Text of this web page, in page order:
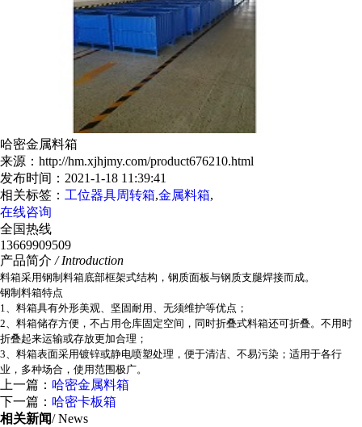
哈密金属料箱
来源：http://hm.xjhjmy.com/product676210.html
发布时间：2021-1-18 11:39:41
相关标签： 工位器具周转箱,金属料箱,
在线咨询
全国热线
13669909509
产品简介 / Introduction
料箱采用钢制料箱底部框架式结构，钢质面板与钢质支腿焊接而成。
钢制料箱特点
1、料箱具有外形美观、坚固耐用、无须维护等优点；
2、料箱储存方便，不占用仓库固定空间，同时折叠式料箱还可折叠。不用时
折叠起来运输或存放更加合理；
3、料箱表面采用镀锌或静电喷塑处理，便于清洁、不易污染；适用于各行
业，多种场合，使用范围极广。
上一篇： 哈密金属料箱
下一篇： 哈密卡板箱
相关新闻/ News